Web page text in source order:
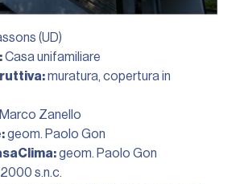
(UD)
Casa unifamiliare
muratura, copertura in
Marco Zanello
geom. Paolo Gon
geom. Paolo Gon
s.n.c.